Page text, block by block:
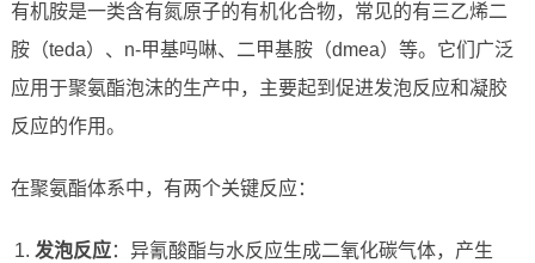
有机胺是一类含有氮原子的有机化合物，常见的有三乙烯二
胺（teda）、n-甲基吗啉、二甲基胺（dmea）等。它们广泛
应用于聚氨酯泡沫的生产中，主要起到促进发泡反应和凝胶
反应的作用。
在聚氨酯体系中，有两个关键反应：
发泡反应：异氰酸酯与水反应生成二氧化碳气体，产生